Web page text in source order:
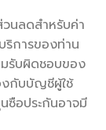
วนลดสำหรับค่า
ริการของท่าน
รับผิดชอบของ
งกับบัญชีผู้ใช้
อประกันอาจมี